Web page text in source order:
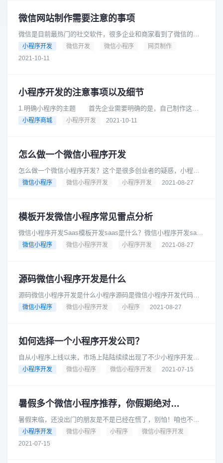
微信网站制作需要注意的事项
微信是目前最热门的社交软件，很多企业和商家看到了微信的发
展前景，纷纷把营销的平台搬到微信上来了。比如利用微信公众
号、小程序等进行营销是非常受......
小程序开发 微信开发 微信小程序
网页制作
2021-10-11
小程序开发的注意事项以及细节
1.明确小程序的主题 首先企业需要明确的是，自己制作这个
小程序是为了什么，希望达成什么样的目的，以及如何依靠小程
小程序商城 小程序开发 2021-10-11
怎么做一个微信小程序开发
怎么做一个微信小程序开发？这个是很多创业者的疑惑，小程序
不知道什么时候慢慢垄断了我们的生活。成为我们离不开的一部
微信小程序 微信小程序开发 小程序开发 2021-08-27
模板开发微信小程序常见雷点分析
微信小程序开发Saas模板开发saas是什么？微信小程序开发saas
模板现在是很常见的一种通过互联网提供软件服务的模式，用户
微信小程序 微信小程序开发 小程序开发 2021-08-27
源码微信小程序开发是什么
源码微信小程序开发是什么小程序源码是微信小程序开发代码，
技术人员开发并添加功能等等。是制作小程序的源码，利用一些
微信小程序 微信小程序开发 小程序 2021-08-27
如何选择一个小程序开发公司？
自从小程序上线以来，市场上陆陆续续出现了不少小程序开发制
作公司，它们开发出来的产品报价也会有一些差别，那么该如何
小程序开发 微信小程序 微信小程序开发 2021-07-15
暑假多个微信小程序推荐，你假期绝对用得到
暑假来临，还没出门的朋友是不是已经在慌了，别怕！咱也不用
坐以待毙，可以从别的角度入手，让自己更轻松一点~所以，今天
我就想给大家带来一些实用的......
小程序开发 微信小程序 小程序
微信小程序开发
2021-07-15